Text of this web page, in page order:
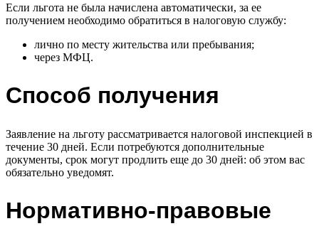
Если льгота не была начислена автоматически, за ее
получением необходимо обратиться в налоговую службу:
лично по месту жительства или пребывания;
через МФЦ.
Способ получения
Заявление на льготу рассматривается налоговой инспекцией в
течение 30 дней. Если потребуются дополнительные
документы, срок могут продлить еще до 30 дней: об этом вас
обязательно уведомят.
Нормативно-правовые